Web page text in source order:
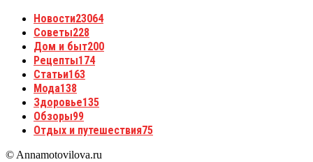
Новости23064
Советы228
Дом и быт200
Рецепты174
Статьи163
Мода138
Здоровье135
Обзоры99
Отдых и путешествия75
© Annamotovilova.ru